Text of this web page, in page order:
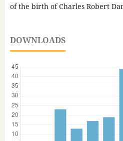
of the birth of Charles Robert
DOWNLOADS